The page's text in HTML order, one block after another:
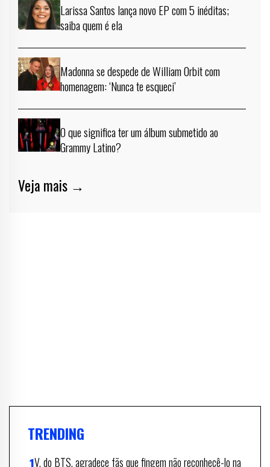
Larissa Santos lança novo EP com 5 inéditas;
saiba quem é ela
Madonna se despede de William Orbit com
homenagem: ‘Nunca te esqueci’
O que significa ter um álbum submetido ao
Grammy Latino?
Veja mais →
TRENDING
V, do BTS, agradece fãs que fingem não reconhecê-lo na